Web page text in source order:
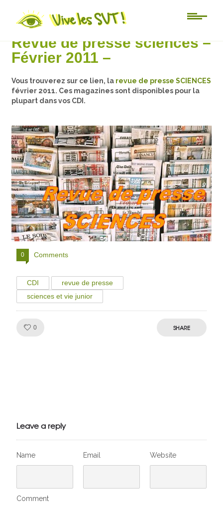
Au jour le jour
Revue de presse sciences –
Février 2011 –
Vous trouverez sur ce lien, la revue de presse SCIENCES
février 2011. Ces magazines sont disponibles pour la
plupart dans vos CDI.
0 Comments
CDI
revue de presse
sciences et vie junior
0 SHARE
Leave a reply
Name Email Website
Comment